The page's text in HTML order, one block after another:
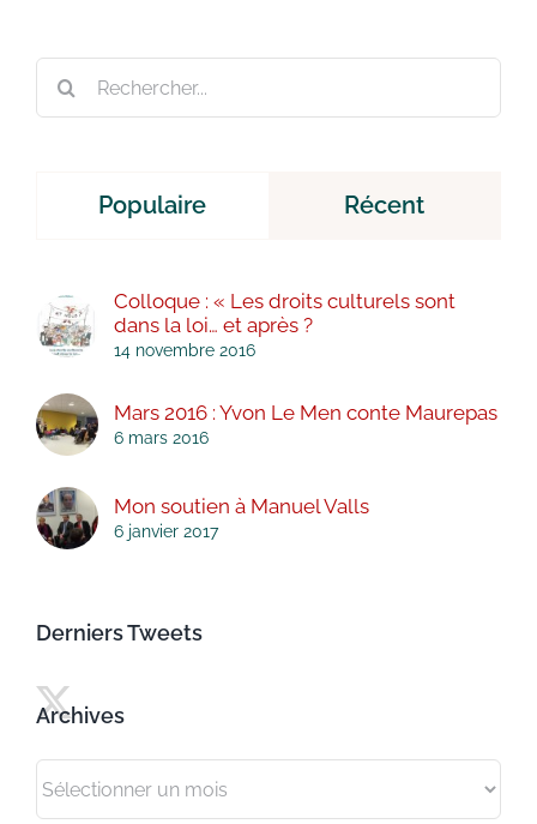
Populaire Récent
Colloque : « Les droits culturels sont
dans la loi… et après ?
14 novembre 2016
Mars 2016 : Yvon Le Men conte Maurepas
6 mars 2016
Mon soutien à Manuel Valls
6 janvier 2017
Derniers Tweets
Archives